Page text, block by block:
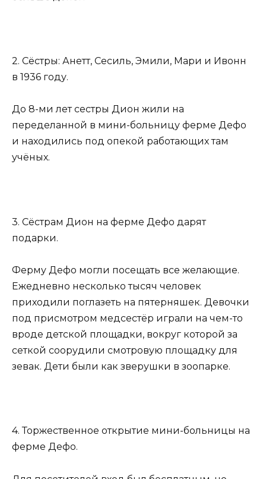
2. Сёстры: Анетт, Сесиль, Эмили, Мари и Ивонн
в 1936 году.
До 8-ми лет сестры Дион жили на
переделанной в мини-больницу ферме Дефо
и находились под опекой работающих там
учёных.
3. Сёстрам Дион на ферме Дефо дарят
подарки.
Ферму Дефо могли посещать все желающие.
Ежедневно несколько тысяч человек
приходили поглазеть на пятерняшек. Девочки
под присмотром медсестёр играли на чем-то
вроде детской площадки, вокруг которой за
сеткой соорудили смотровую площадку для
зевак. Дети были как зверушки в зоопарке.
4. Торжественное открытие мини-больницы на
ферме Дефо.